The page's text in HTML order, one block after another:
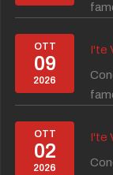
OTT
09
2026
I'te
OTT
02
2026
I'te